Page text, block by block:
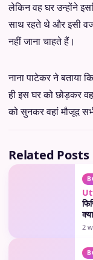
लेकिन वह घर उन्होंने
साथ रहते थे और इसी
नहीं जाना चाहते हैं।
नाना पाटेकर ने बताया
ही इस घर को छोड़कर
को सुनकर वहां मौजूद
Related Posts
2